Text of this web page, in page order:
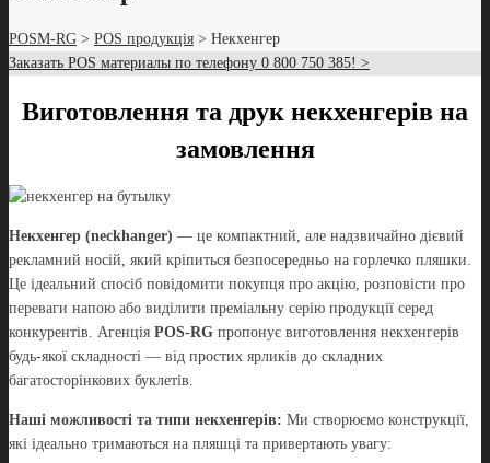
POSM-RG > POS продукція > Некхенгер
Заказать POS материалы по телефону 0 800 750 385! >
Виготовлення та друк некхенгерів на
замовлення
Некхенгер (neckhanger) — це компактний, але надзвичайно дієвий
рекламний носій, який кріпиться безпосередньо на горлечко пляшки.
Це ідеальний спосіб повідомити покупця про акцію, розповісти про
переваги напою або виділити преміальну серію продукції серед
конкурентів. Агенція POS-RG пропонує виготовлення некхенгерів
будь-якої складності — від простих ярликів до складних
багатосторінкових буклетів.
Наші можливості та типи некхенгерів: Ми створюємо конструкції,
які ідеально тримаються на пляшці та привертають увагу: